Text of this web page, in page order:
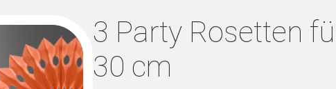
3 Party Rosetten
30 cm